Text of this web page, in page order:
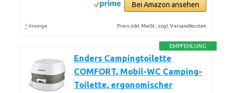
Bei Amazon ansehen
* Anzeige Preis inkl. MwSt., zzgl. Versandkosten
EMPFEHLUNG
Enders Campingtoilette
COMFORT, Mobil-WC Camping-
Toilette, ergonomischer